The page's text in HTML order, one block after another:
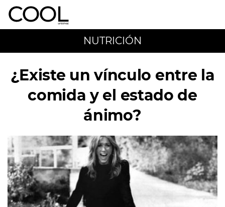
NUTRICIÓN
¿Existe un vínculo entre la
comida y el estado de
ánimo?